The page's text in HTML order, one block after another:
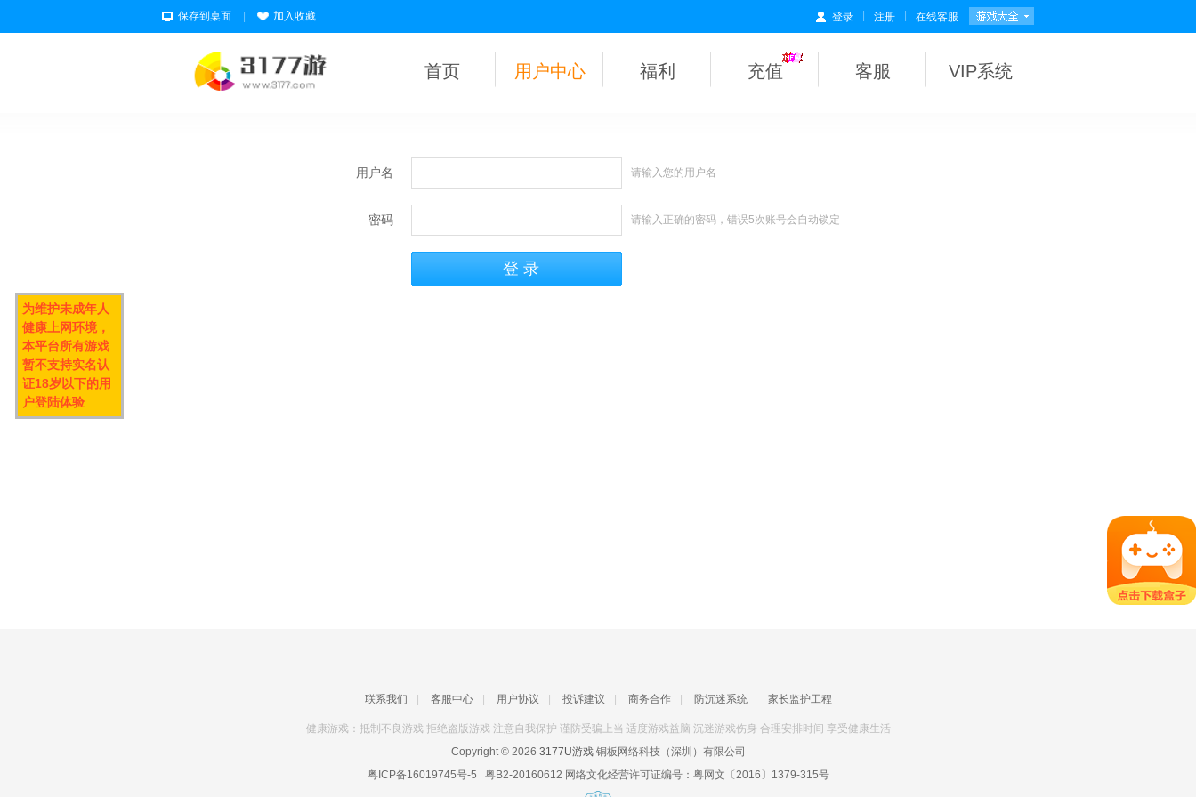
保存到桌面 加入收藏 登录 注册 在线客服
首页 用户中心 福利 充值 客服 VIP系统
用户名 请输入您的用户名
密码 请输入正确的密码，错误5次账号会自动锁定
联系我们 客服中心 用户协议 投诉建议 商务合作 防沉迷系统 家长监护工程
健康游戏：抵制不良游戏 拒绝盗版游戏 注意自我保护 谨防受骗上当 适度游戏益脑 沉迷游戏伤身 合理安排时间 享受健康生活
Copyright © 2026 3177U游戏铜板网络科技（深圳）有限公司
粤ICP备16019745号-5 粤B2-20160612 网络文化经营许可证编号： 粤网文〔2016〕1379-315号
为维护未成年人
健康上网环境，
本平台所有游戏
暂不支持实名认
证18岁以下的用
户登陆体验